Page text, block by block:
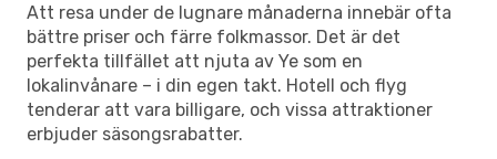
Att resa under de lugnare månaderna innebär ofta
bättre priser och färre folkmassor. Det är det
perfekta tillfället att njuta av Ye som en
lokalinvånare – i din egen takt. Hotell och flyg
tenderar att vara billigare, och vissa attraktioner
erbjuder säsongsrabatter.